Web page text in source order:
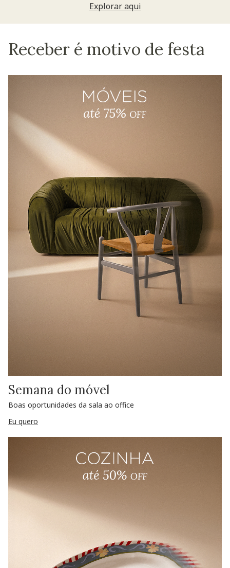
Explorar aqui
Receber é motivo de festa
Semana do móvel
Boas oportunidades da sala ao office
Eu quero